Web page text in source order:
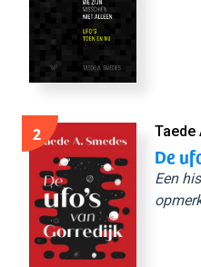
2 Taede
De
Een